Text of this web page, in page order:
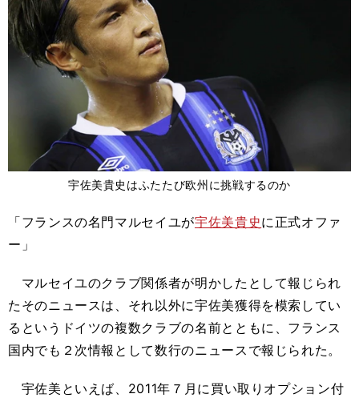
宇佐美貴史はふたたび欧州に挑戦するのか
「フランスの名門マルセイユが宇佐美貴史に正式オファ
ー」
マルセイユのクラブ関係者が明かしたとして報じられ
たそのニュースは、それ以外に宇佐美獲得を模索してい
るというドイツの複数クラブの名前とともに、フランス
国内でも２次情報として数行のニュースで報じられた。
宇佐美といえば、2011年７月に買い取りオプション付